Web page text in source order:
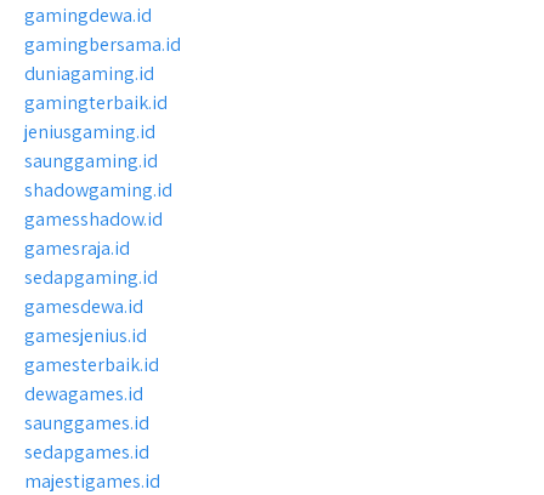
gamingdewa.id
gamingbersama.id
duniagaming.id
gamingterbaik.id
jeniusgaming.id
saunggaming.id
shadowgaming.id
gamesshadow.id
gamesraja.id
sedapgaming.id
gamesdewa.id
gamesjenius.id
gamesterbaik.id
dewagames.id
saunggames.id
sedapgames.id
majestigames.id